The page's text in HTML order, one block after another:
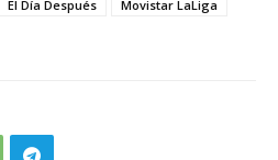
El Día Después
Movistar LaLiga